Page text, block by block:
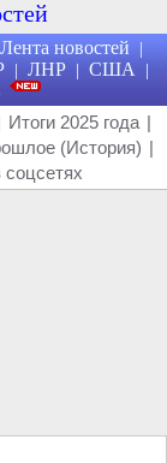
Лента новостей |
| ЛНР | США |
Итоги 2025 года |
(История) |